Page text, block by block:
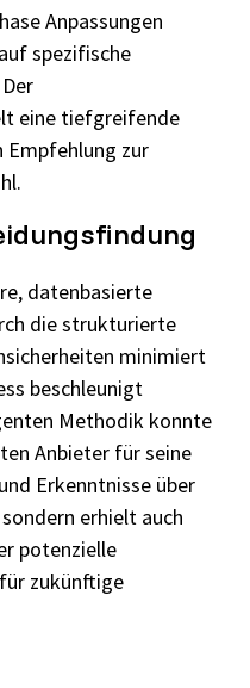
Anpassungen
spezifische
eine tiefgreifende
zur
datenbasierte
die strukturierte
minimiert
beschleunigt
Methodik konnte
Anbieter für seine
Erkenntnisse über
erhielt auch
potenzielle
zukünftige